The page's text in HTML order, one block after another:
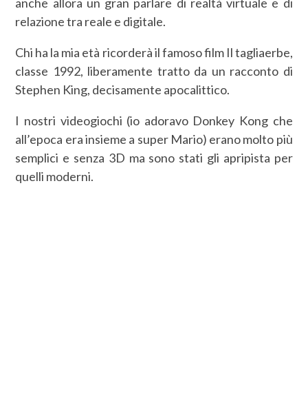
relazione tra reale e digitale.
Chi ha la mia età ricorderà il famoso film Il tagliaerbe,
classe 1992, liberamente tratto da un racconto di
Stephen King, decisamente apocalittico.
I nostri videogiochi (io adoravo Donkey Kong che
all’epoca era insieme a super Mario) erano molto più
semplici e senza 3D ma sono stati gli apripista per
quelli moderni.